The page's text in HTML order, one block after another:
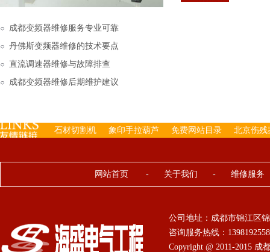
下来的，机内已经存有
成都变频器维修服务专业可靠
丹佛斯变频器维修的技术要点
直流调速器维修与故障排查
成都变频器维修后期维护建议
石材切割机 象印手拉葫芦 免费网站目录 北京伤残
网站首页 - 关于我们 - 维修服务
公司地址：成都市锦江区
咨询服务热线：
Copyright @ 2011-2015